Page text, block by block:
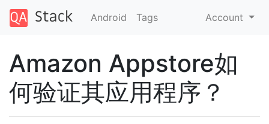
Android Tags Account
Amazon Appstore如
何验证其应用程序？